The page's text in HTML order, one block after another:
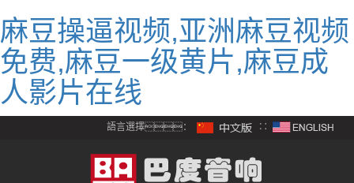
麻豆操逼视频,亚洲麻豆视频
免费,麻豆一级黄片,麻豆成
人影片在线
語言選擇： ∷